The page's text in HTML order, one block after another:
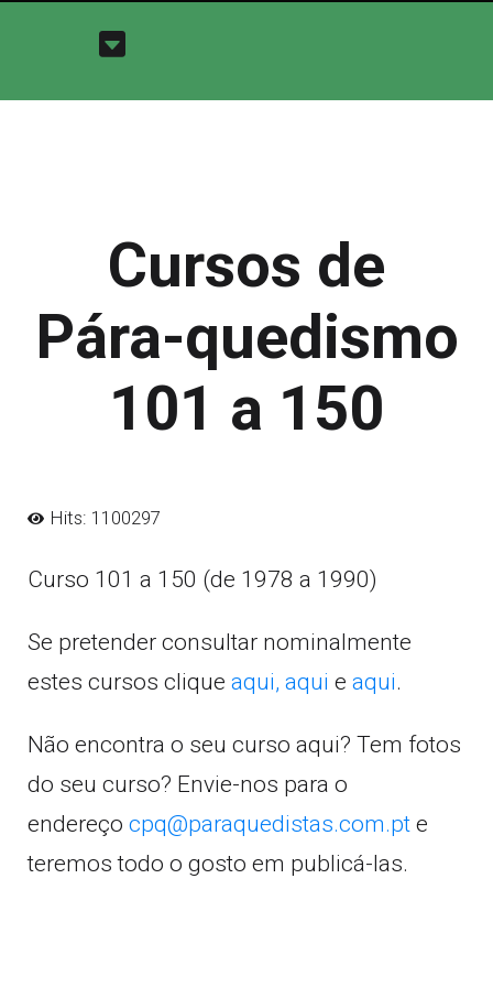
Cursos de
Pára-quedismo
101 a 150
Hits: 1100297
Curso 101 a 150 (de 1978 a 1990)
Se pretender consultar nominalmente
estes cursos clique aqui, aqui e aqui.
Não encontra o seu curso aqui? Tem fotos
do seu curso? Envie-nos para o
endereço cpq@paraquedistas.com.pt e
teremos todo o gosto em publicá-las.